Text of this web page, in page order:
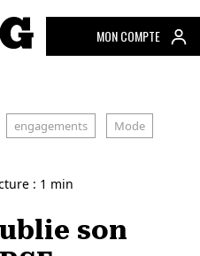
MON COMPTE
engagements Mode
: 1 min
son